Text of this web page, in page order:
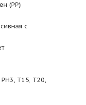
(РР)
с
PH3, T15, T20,